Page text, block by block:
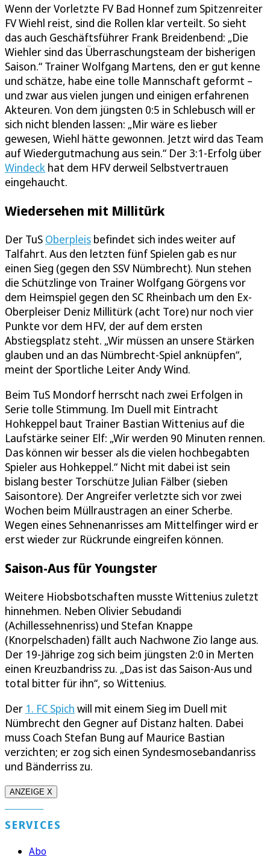
Wenn der Vorletzte FV Bad Honnef zum Spitzenreiter
FV Wiehl reist, sind die Rollen klar verteilt. So sieht
das auch Geschäftsführer Frank Breidenbend: „Die
Wiehler sind das Überraschungsteam der bisherigen
Saison.“ Trainer Wolfgang Martens, den er gut kenne
und schätze, habe eine tolle Mannschaft geformt –
und zwar aus vielen jungen und einigen erfahrenen
Akteuren. Von dem jüngsten 0:5 in Schlebusch will er
sich nicht blenden lassen: „Mir wäre es lieber
gewesen, Wiehl hätte gewonnen. Jetzt wird das Team
auf Wiedergutmachung aus sein.“ Der 3:1-Erfolg über
Windeck hat dem HFV derweil Selbstvertrauen
eingehaucht.
Wiedersehen mit Millitürk
Der TuS Oberpleis befindet sich indes weiter auf
Talfahrt. Aus den letzten fünf Spielen gab es nur
einen Sieg (gegen den SSV Nümbrecht). Nun stehen
die Schützlinge von Trainer Wolfgang Görgens vor
dem Heimspiel gegen den SC Rheinbach um den Ex-
Oberpleiser Deniz Millitürk (acht Tore) nur noch vier
Punkte vor dem HFV, der auf dem ersten
Abstiegsplatz steht. „Wir müssen an unsere Stärken
glauben und an das Nümbrecht-Spiel anknüpfen“,
meint der Sportliche Leiter Andy Wind.
Beim TuS Mondorf herrscht nach zwei Erfolgen in
Serie tolle Stimmung. Im Duell mit Eintracht
Hohkeppel baut Trainer Bastian Wittenius auf die
Laufstärke seiner Elf: „Wir werden 90 Minuten rennen.
Das können wir besser als die vielen hochbegabten
Spieler aus Hohkeppel.“ Nicht mit dabei ist sein
bislang bester Torschütze Julian Fälber (sieben
Saisontore). Der Angreifer verletzte sich vor zwei
Wochen beim Müllraustragen an einer Scherbe.
Wegen eines Sehnenanrisses am Mittelfinger wird er
erst wieder zur Rückrunde eingreifen können.
Saison-Aus für Youngster
Weitere Hiobsbotschaften musste Wittenius zuletzt
hinnehmen. Neben Olivier Sebudandi
(Achillessehnenriss) und Stefan Knappe
(Knorpelschaden) fällt auch Nachwone Zio lange aus.
Der 19-Jährige zog sich beim jüngsten 2:0 in Merten
einen Kreuzbandriss zu. „Das ist das Saison-Aus und
total bitter für ihn“, so Wittenius.
Der 1. FC Spich will mit einem Sieg im Duell mit
Nümbrecht den Gegner auf Distanz halten. Dabei
muss Coach Stefan Bung auf Maurice Bastian
verzichten; er zog sich einen Syndesmosebandanriss
und Bänderriss zu.
ANZEIGE X
SERVICES
Abo